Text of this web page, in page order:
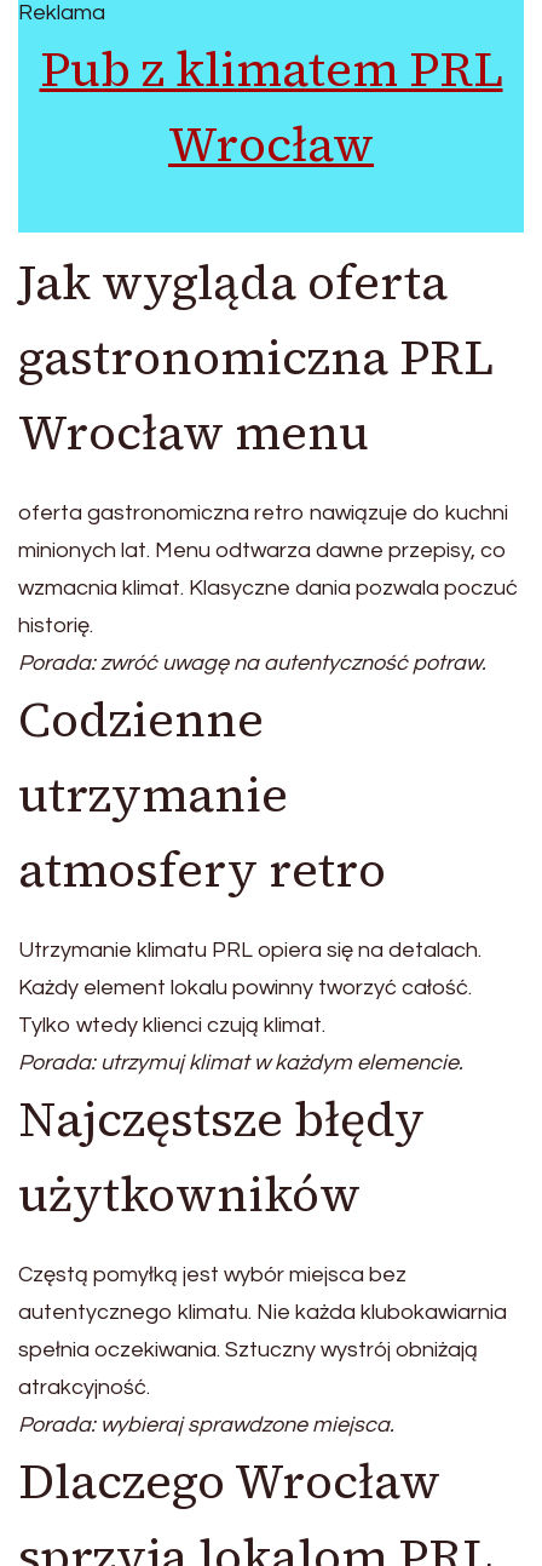
Reklama
Pub z klimatem PRL
Wrocław
Jak wygląda oferta
gastronomiczna PRL
Wrocław menu
oferta gastronomiczna retro nawiązuje do kuchni
minionych lat. Menu odtwarza dawne przepisy, co
wzmacnia klimat. Klasyczne dania pozwala poczuć
historię.
Porada: zwróć uwagę na autentyczność potraw.
Codzienne
utrzymanie
atmosfery retro
Utrzymanie klimatu PRL opiera się na detalach.
Każdy element lokalu powinny tworzyć całość.
Tylko wtedy klienci czują klimat.
Porada: utrzymuj klimat w każdym elemencie.
Najczęstsze błędy
użytkowników
Częstą pomyłką jest wybór miejsca bez
autentycznego klimatu. Nie każda klubokawiarnia
spełnia oczekiwania. Sztuczny wystrój obniżają
atrakcyjność.
Porada: wybieraj sprawdzone miejsca.
Dlaczego Wrocław